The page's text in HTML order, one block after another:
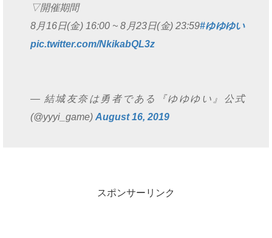
▽開催期間
8月16日(金) 16:00 ~ 8月23日(金) 23:59#ゆゆゆい
pic.twitter.com/NkikabQL3z
— 結城友奈は勇者である『ゆゆゆい』公式
(@yyyi_game) August 16, 2019
スポンサーリンク